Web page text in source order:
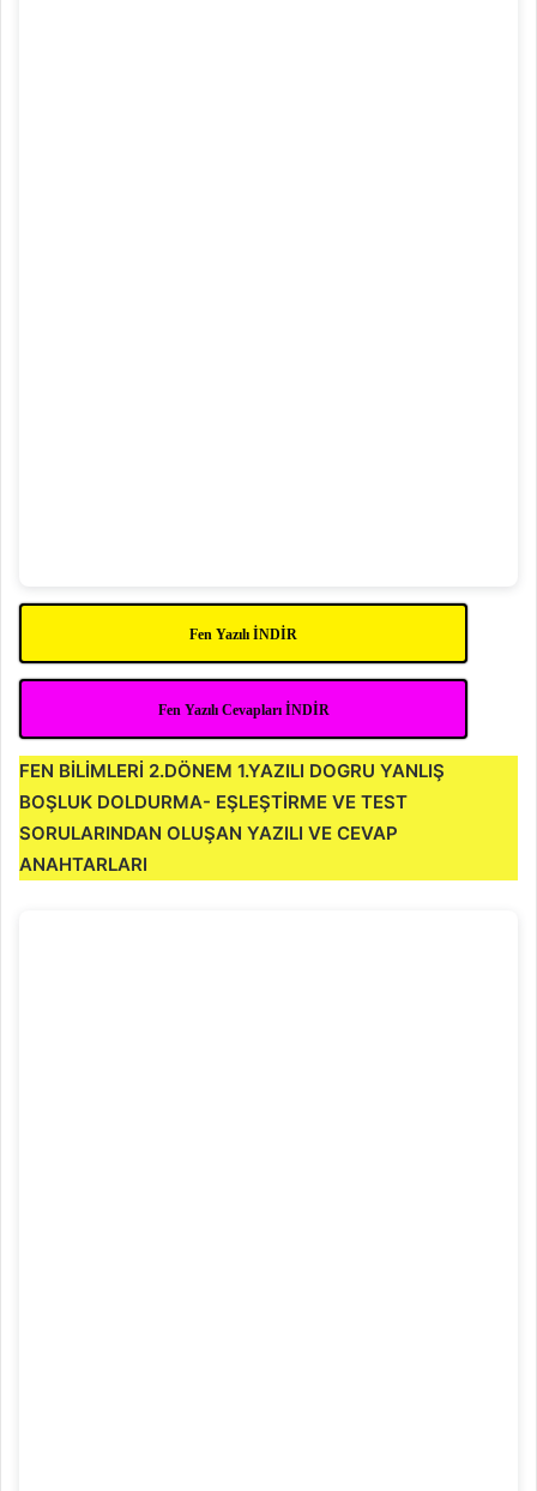
Fen Yazılı İNDİR
Fen Yazılı Cevapları İNDİR
FEN BİLİMLERİ 2.DÖNEM 1.YAZILI DOGRU YANLIŞ
BOŞLUK DOLDURMA- EŞLEŞTİRME VE TEST
SORULARINDAN OLUŞAN YAZILI VE CEVAP
ANAHTARLARI